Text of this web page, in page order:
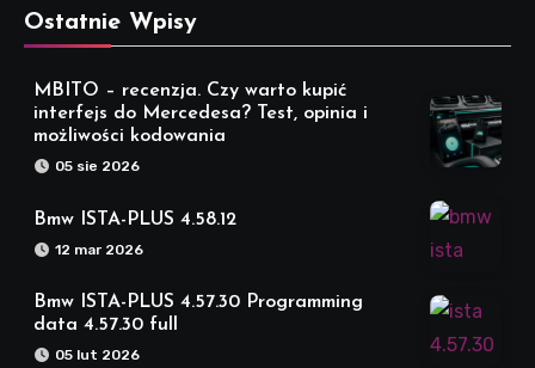
Ostatnie Wpisy
MBITO – recenzja. Czy warto kupić
interfejs do Mercedesa? Test, opinia i
możliwości kodowania
05 sie 2026
Bmw ISTA-PLUS 4.58.12
12 mar 2026
Bmw ISTA-PLUS 4.57.30 Programming
data 4.57.30 full
05 lut 2026